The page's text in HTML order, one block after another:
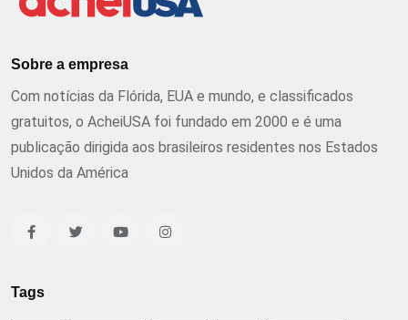
Sobre a empresa
Com notícias da Flórida, EUA e mundo, e classificados
gratuitos, o AcheiUSA foi fundado em 2000 e é uma
publicação dirigida aos brasileiros residentes nos Estados
Unidos da América
Tags